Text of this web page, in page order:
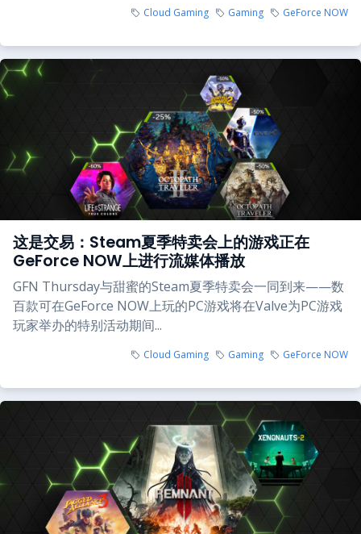
Cloud Gaming Gaming GeForce NOW
这是交易：Steam夏季特卖会上的游戏正在
GeForce NOW上进行流媒体播放
GFN Thursday与甜蜜的Steam夏季特卖会一同到来——数
百款可在GeForce NOW上玩的PC游戏将在Valve为PC游戏
玩家举办的特别活动期间...
Cloud Gaming Gaming GeForce NOW